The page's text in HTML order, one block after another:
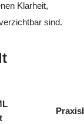
Klarheit,
sind.